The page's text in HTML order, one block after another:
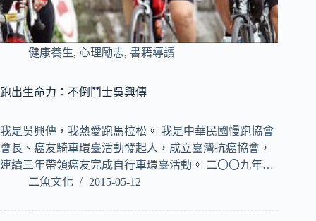
健康養生, 心理勵志, 書籍導讀
跑出生命力：不倒鬥士吳興傳
我是吳興傳，我熱愛跑馬拉松。 我是中華民國慢跑協會
會長、癌友騎車環臺活動發起人，成立臺灣抗癌協會，
連續三年帶領癌友完成自行車環臺活動。 二〇〇九年…
二魚文化
2015-05-12